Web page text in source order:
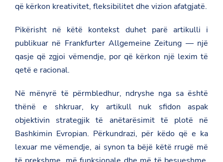
që kërkon kreativitet, fleksibilitet dhe vizion afatgjatë.
Pikërisht në këtë kontekst duhet parë artikulli i
publikuar në Frankfurter Allgemeine Zeitung — një
qasje që zgjoi vëmendje, por që kërkon një lexim të
qetë e racional.
Në mënyrë të përmbledhur, ndryshe nga sa është
thënë e shkruar, ky artikull nuk sfidon aspak
objektivin strategjik të anëtarësimit të plotë në
Bashkimin Evropian. Përkundrazi, për këdo që e ka
lexuar me vëmendje, ai synon ta bëjë këtë rrugë më